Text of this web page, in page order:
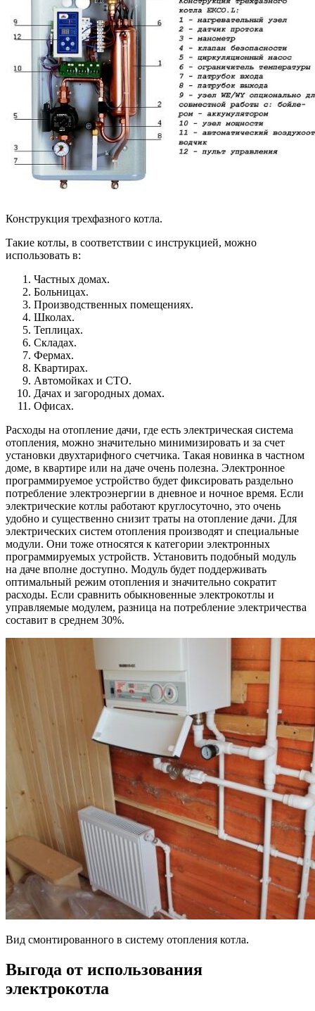
Конструкция трехфазного котла.
Такие котлы, в соответствии с инструкцией, можно
использовать в:
Частных домах.
Больницах.
Производственных помещениях.
Школах.
Теплицах.
Складах.
Фермах.
Квартирах.
Автомойках и СТО.
Дачах и загородных домах.
Офисах.
Расходы на отопление дачи, где есть электрическая система
отопления, можно значительно минимизировать и за счет
установки двухтарифного счетчика. Такая новинка в частном
доме, в квартире или на даче очень полезна. Электронное
программируемое устройство будет фиксировать раздельно
потребление электроэнергии в дневное и ночное время. Если
электрические котлы работают круглосуточно, это очень
удобно и существенно снизит траты на отопление дачи. Для
электрических систем отопления производят и специальные
модули. Они тоже относятся к категории электронных
программируемых устройств. Установить подобный модуль
на даче вполне доступно. Модуль будет поддерживать
оптимальный режим отопления и значительно сократит
расходы. Если сравнить обыкновенные электрокотлы и
управляемые модулем, разница на потребление электричества
составит в среднем 30%.
Вид смонтированного в систему отопления котла.
Выгода от использования
электрокотла